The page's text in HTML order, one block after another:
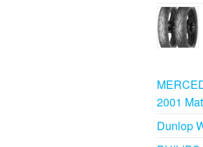
2001
Dunlop